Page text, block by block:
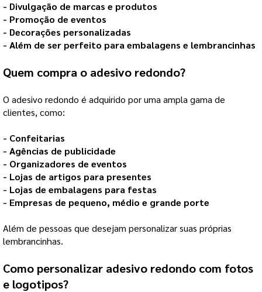
- Divulgação de marcas e produtos
- Promoção de eventos
- Decorações personalizadas
- Além de ser perfeito para embalagens e lembrancinhas
Quem compra o adesivo redondo?
O adesivo redondo é adquirido por uma ampla gama de
clientes, como:
- Confeitarias
- Agências de publicidade
- Organizadores de eventos
- Lojas de artigos para presentes
- Lojas de embalagens para festas
- Empresas de pequeno, médio e grande porte
Além de pessoas que desejam personalizar suas próprias
lembrancinhas.
Como personalizar adesivo redondo com fotos
e logotipos?